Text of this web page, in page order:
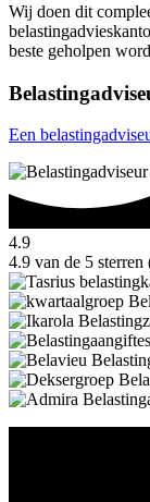
Wij doen dit
beste geholpen
Een
4.9
4.9 van de 5 sterren